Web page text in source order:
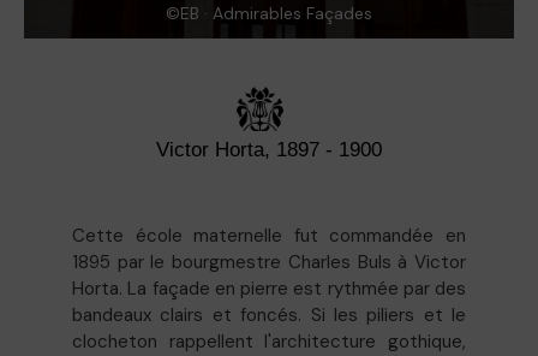
©EB · Admirables Façades
Victor Horta, 1897 - 1900
Cette école maternelle fut commandée en
1895 par le bourgmestre Charles Buls à Victor
Horta. La façade en pierre est rythmée par des
bandeaux clairs et foncés. Si les piliers et le
clocheton rappellent l'architecture gothique,